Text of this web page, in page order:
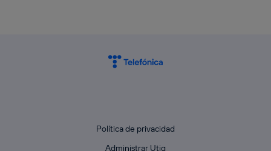
Política de privacidad
Administrar Utiq